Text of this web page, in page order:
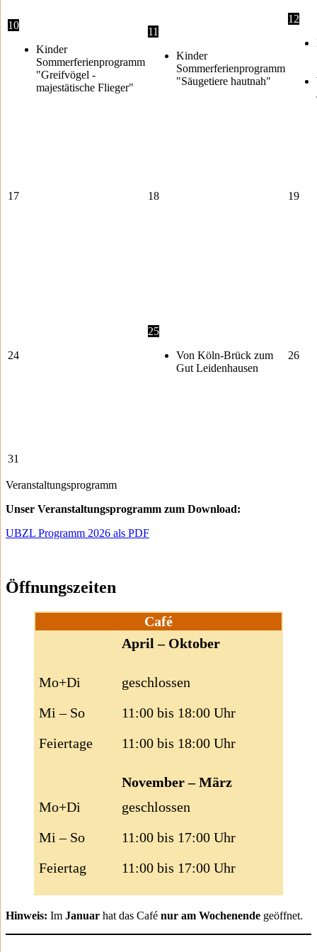
10
Kinder
Sommerferienprogramm
"Greifvögel -
majestätische Flieger"
11
Kinder
Sommerferienprogramm
"Säugetiere hautnah"
12
17 18 19
24
25
Von Köln-Brück zum
Gut Leidenhausen
26
31
Veranstaltungsprogramm
Unser Veranstaltungsprogramm zum Download:
UBZL Programm 2026 als PDF
Öffnungszeiten
Café
April – Oktober
Mo+Di
Mi – So
Feiertage
geschlossen
11:00 bis 18:00 Uhr
11:00 bis 18:00 Uhr
November – März
Mo+Di
Mi – So
Feiertag
geschlossen
11:00 bis 17:00 Uhr
11:00 bis 17:00 Uhr
Hinweis: Im Januar hat das Café nur am Wochenende geöffnet.